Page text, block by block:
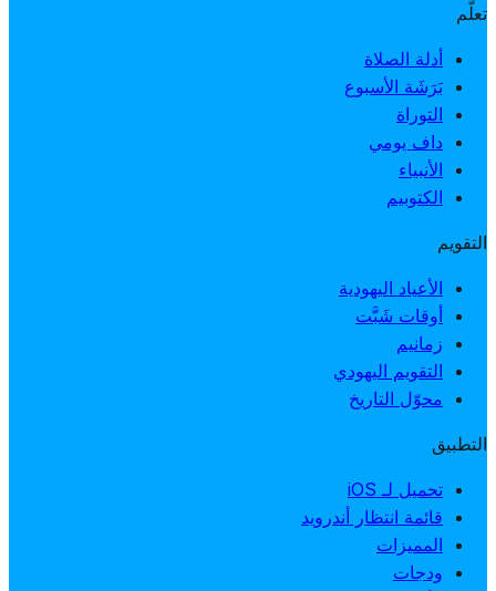
تعلّم
أدلة الصلاة
بَرَشَة الأسبوع
التوراة
داف يومي
الأنبياء
الكتوبيم
التقويم
الأعياد اليهودية
أوقات شَبَّت
زمانيم
التقويم اليهودي
محوّل التاريخ
التطبيق
تحميل لـ iOS
قائمة انتظار أندرويد
المميزات
ودجات